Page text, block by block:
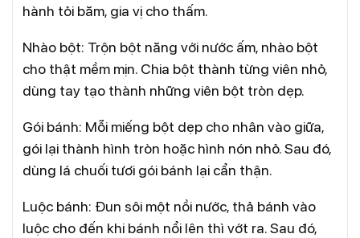
hành tỏi băm, gia vị cho thấm.
Nhào bột: Trộn bột năng với nước ấm, nhào bột
cho thật mềm mịn. Chia bột thành từng viên nhỏ,
dùng tay tạo thành những viên bột tròn dẹp.
Gói bánh: Mỗi miếng bột dẹp cho nhân vào giữa,
gói lại thành hình tròn hoặc hình nón nhỏ. Sau đó,
dùng lá chuối tươi gói bánh lại cẩn thận.
Luộc bánh: Đun sôi một nồi nước, thả bánh vào
luộc cho đến khi bánh nổi lên thì vớt ra. Sau đó,